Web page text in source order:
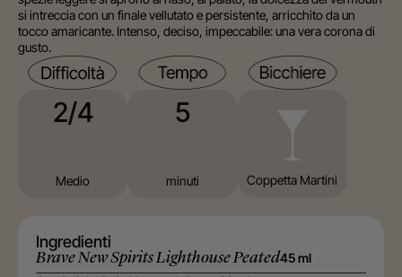
si intreccia con un finale vellutato e persistente, arricchito da un
tocco amaricante. Intenso, deciso, impeccabile: una vera corona di
gusto.
2/4
Medio
5
minuti Coppetta Martini
Ingredienti
Brave New Spirits Lighthouse Peated45 ml